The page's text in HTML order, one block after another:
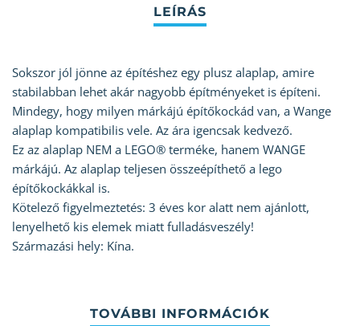
Sokszor jól jönne az építéshez egy plusz alaplap, amire
stabilabban lehet akár nagyobb építményeket is építeni.
Mindegy, hogy milyen márkájú építőkockád van, a Wange
alaplap kompatibilis vele. Az ára igencsak kedvező.
Ez az alaplap NEM a LEGO® terméke, hanem WANGE
márkájú. Az alaplap teljesen összeépíthető a lego
építőkockákkal is.
Kötelező figyelmeztetés: 3 éves kor alatt nem ajánlott,
lenyelhető kis elemek miatt fulladásveszély!
Származási hely: Kína.